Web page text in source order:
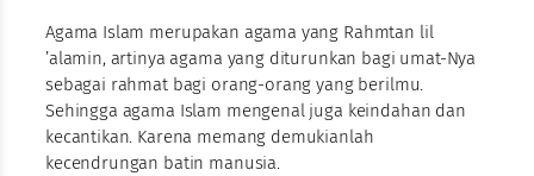
Agama Islam merupakan agama yang Rahmtan lil
’alamin, artinya agama yang diturunkan bagi umat-Nya
sebagai rahmat bagi orang-orang yang berilmu.
Sehingga agama Islam mengenal juga keindahan dan
kecantikan. Karena memang demukianlah
kecendrungan batin manusia.